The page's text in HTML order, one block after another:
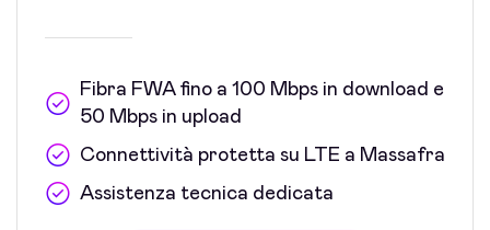
Fibra FWA fino a 100 Mbps in download e
50 Mbps in upload
Connettività protetta su LTE a Massafra
Assistenza tecnica dedicata